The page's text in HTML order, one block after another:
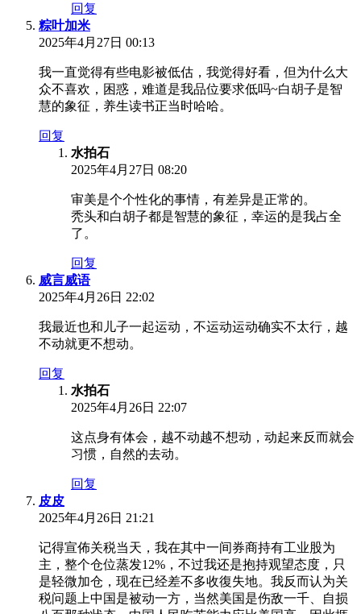
回复
粽叶加米
2025年4月27日 00:13
我一直觉得有些电影被低估，我觉得好看，但为什么大
众不喜欢，困惑，难道是我品位要求低吗~白胡子是智
慧的象征，养生读书正当时哈哈。
回复
水拍石
2025年4月27日 08:20
审美是个个性化的事情，有差异是正常的。
秃头和白胡子都是智慧的象征，幸运的是我占全
了。
回复
威言威语
2025年4月26日 22:02
我最近也和儿子一起运动，不运动运动确实不太行，越
不动就更不想动。
回复
水拍石
2025年4月26日 22:07
这点身有体会，越不动越不想动，动起来反而就会
习惯，自然的去动。
回复
皮皮
2025年4月26日 21:21
记得宣佈关税当天，我在其中一间券商持有工业股为
主，整个仓位蒸发12%，不过我还是抱持观望态度，只
是轻微加仓，现在已经差不多收復失地。我反而认为关
税问题上中国是被动一方，当然美国是伤敌一千、自损